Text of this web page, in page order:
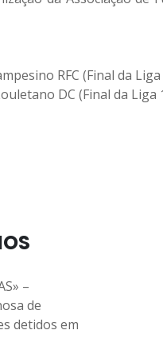
RFC (Final da Liga
DC (Final da Liga